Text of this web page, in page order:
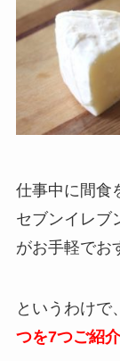
仕事中に間食
セブンイレブ
がお手軽でお
というわけで、
つを7つご紹介